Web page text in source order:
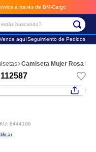
a través de BM-Cargo
buscando?
Vende aquíSeguimiento de Pedidos
Camiseta Mujer Rosa
: 8444196